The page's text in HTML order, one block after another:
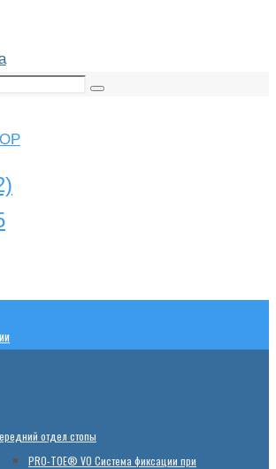
Поиск
отдел стопы
PRO-TOE® VO Система фиксации при